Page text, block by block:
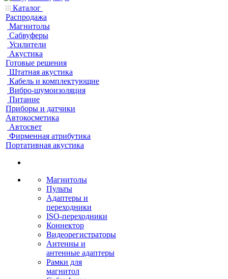
Каталог
Распродажа
Магнитолы
Сабвуферы
Усилители
Акустика
Готовые решения
Штатная акустика
Кабель и комплектующие
Вибро-шумоизоляция
Питание
Приборы и датчики
Автокосметика
Автосвет
Фирменная атрибутика
Портативная акустика
Магнитолы
Пульты
Адаптеры и
переходники
ISO-переходники
Коннектор
Видеорегистраторы
Антенны и
антенные адаптеры
Рамки для
магнитол